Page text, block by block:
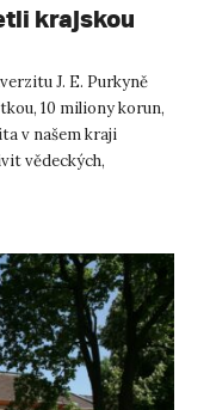
krajskou
J. E. Purkyně
10 miliony korun,
v našem kraji
vědeckých,